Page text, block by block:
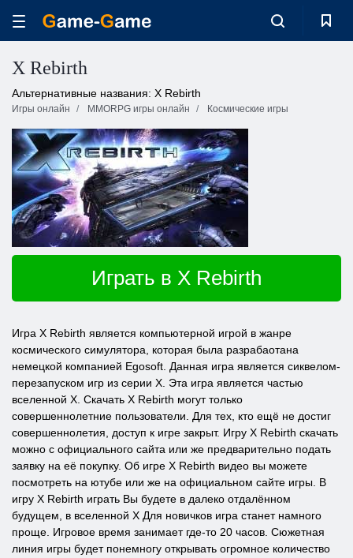
X Rebirth
Альтернативные названия: X Rebirth
Игры онлайн MMORPG игры онлайн Космические игры
Играть в X Rebirth
Игра X Rebirth является компьютерной игрой в жанре
космического симулятора, которая была разрабаотана
немецкой компанией Egosoft. Данная игра является сиквелом-
перезапуском игр из серии X. Эта игра является частью
вселенной X. Скачать X Rebirth могут только
совершеннолетние пользователи. Для тех, кто ещё не достиг
совершеннолетия, доступ к игре закрыт. Игру X Rebirth скачать
можно с официального сайта или же предварительно подать
заявку на её покупку. Об игре X Rebirth видео вы можете
посмотреть на ютубе или же на официальном сайте игры. В
игру X Rebirth играть Вы будете в далеко отдалённом
будущем, в вселенной Х Для новичков игра станет намного
проще. Игровое время занимает где-то 20 часов. Сюжетная
линия игры будет понемногу открывать огромное количество